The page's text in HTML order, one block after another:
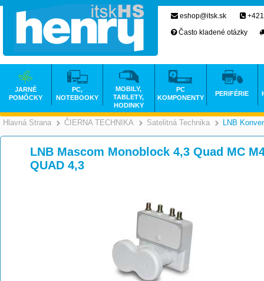
Hlavná Strana >
ČIERNA TECHNIKA >
Satelitná Technika LNB
LNB Mascom Monoblock 4,3 Quad MC
QUAD 4,3
eshop@itsk.sk
Často kladené otázky
JARNÉ
POMÔCKY
PC,
NOTEBOOKY
MOBILY,
TABLETY,
HODINKY
PC
KOMPONENTY
PERIFÉRIE